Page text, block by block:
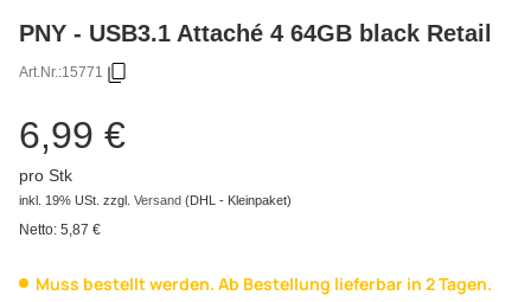
PNY - USB3.1 Attaché 4 64GB black Retail
Art.Nr.:15771
6,99 €
pro Stk
inkl. 19% USt. zzgl. Versand (DHL - Kleinpaket)
Netto: 5,87 €
Muss bestellt werden. Ab Bestellung lieferbar in 2 Tagen.